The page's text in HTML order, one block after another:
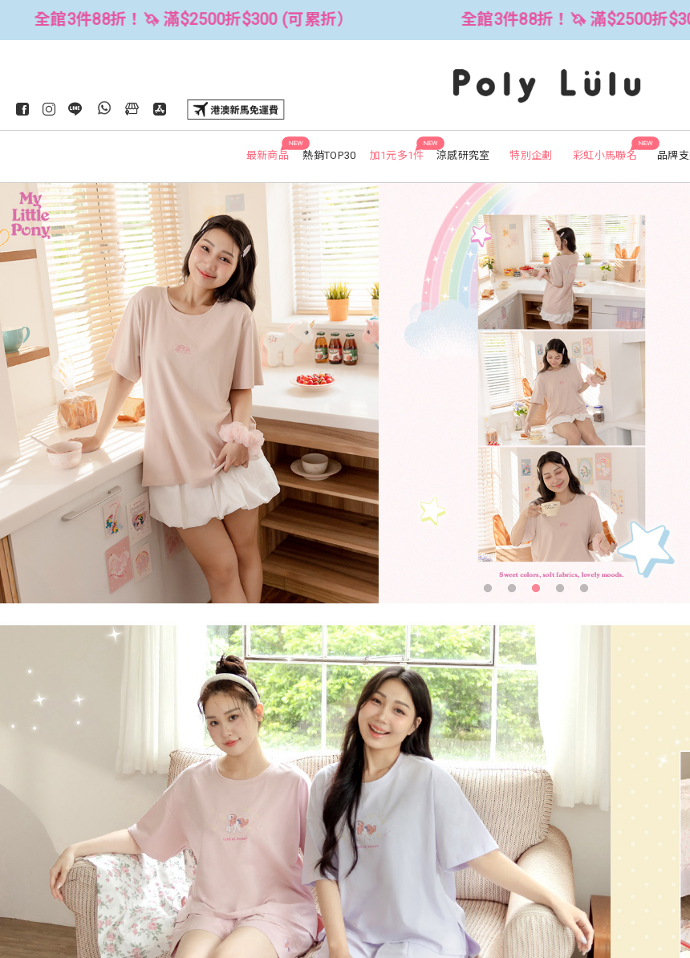
(可累折） 全館3件88折！🦄 滿$2500折$300 (可累折） 全館3
NEW
最新商品 熱銷TOP30
NEW
加1元多1件 涼感研究室 特別企劃
NEW
彩虹小馬聯名 品牌